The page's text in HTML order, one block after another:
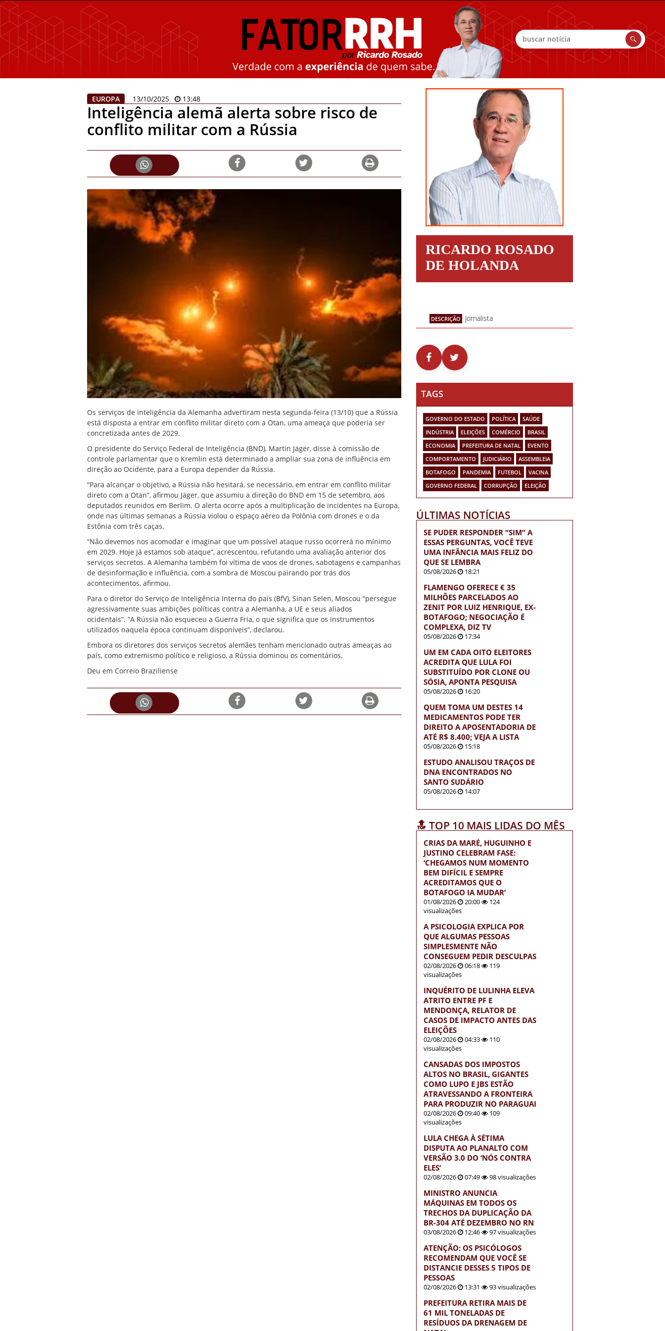
Buscar
EUROPA 13/10/2025 13:48
Inteligência alemã alerta sobre risco de
conflito militar com a Rússia
Os serviços de inteligência da Alemanha advertiram nesta segunda-feira (13/10) que a Rússia
está disposta a entrar em conflito militar direto com a Otan, uma ameaça que poderia ser
concretizada antes de 2029.
O presidente do Serviço Federal de Inteligência (BND), Martin Jäger, disse à comissão de
controle parlamentar que o Kremlin está determinado a ampliar sua zona de influência em
direção ao Ocidente, para a Europa depender da Rússia.
“Para alcançar o objetivo, a Rússia não hesitará, se necessário, em entrar em conflito militar
direto com a Otan”, afirmou Jäger, que assumiu a direção do BND em 15 de setembro, aos
deputados reunidos em Berlim. O alerta ocorre após a multiplicação de incidentes na Europa,
onde nas últimas semanas a Rússia violou o espaço aéreo da Polônia com drones e o da
Estônia com três caças.
“Não devemos nos acomodar e imaginar que um possível ataque russo ocorrerá no mínimo
em 2029. Hoje já estamos sob ataque”, acrescentou, refutando uma avaliação anterior dos
serviços secretos. A Alemanha também foi vítima de voos de drones, sabotagens e campanhas
de desinformação e influência, com a sombra de Moscou pairando por trás dos
acontecimentos, afirmou.
Para o diretor do Serviço de Inteligência Interna do país (BfV), Sinan Selen, Moscou “persegue
agressivamente suas ambições políticas contra a Alemanha, a UE e seus aliados
ocidentais”. “A Rússia não esqueceu a Guerra Fria, o que significa que os instrumentos
utilizados naquela época continuam disponíveis”, declarou.
Embora os diretores dos serviços secretos alemães tenham mencionado outras ameaças ao
país, como extremismo político e religioso, a Rússia dominou os comentários.
Deu em Correio Braziliense
RICARDO ROSADO
DE HOLANDA
DESCRIÇÃO Jornalista
TAGS
GOVERNO DO ESTADO POLÍTICA
SAÚDE
INDÚSTRIA
ELEIÇÕES COMÉRCIO
BRASIL
ECONOMIA
PREFEITURA DE NATAL
EVENTO
COMPORTAMENTO
JUDICIÁRIO
ASSEMBLEIA
BOTAFOGO
PANDEMIA FUTEBOL
VACINA
GOVERNO FEDERAL
CORRUPÇÃO ELEIÇÃO
ÚLTIMAS NOTÍCIAS
SE PUDER RESPONDER “SIM” A
ESSAS PERGUNTAS, VOCÊ TEVE
UMA INFÂNCIA MAIS FELIZ DO
QUE SE LEMBRA
05/08/2026 18:21
FLAMENGO OFERECE € 35
MILHÕES PARCELADOS AO
ZENIT POR LUIZ HENRIQUE, EX-
BOTAFOGO; NEGOCIAÇÃO É
COMPLEXA, DIZ TV
05/08/2026 17:34
UM EM CADA OITO ELEITORES
ACREDITA QUE LULA FOI
SUBSTITUÍDO POR CLONE OU
SÓSIA, APONTA PESQUISA
05/08/2026 16:20
QUEM TOMA UM DESTES 14
MEDICAMENTOS PODE TER
DIREITO A APOSENTADORIA DE
ATÉ R$ 8.400; VEJA A LISTA
05/08/2026 15:18
ESTUDO ANALISOU TRAÇOS DE
DNA ENCONTRADOS NO
SANTO SUDÁRIO
05/08/2026 14:07
🔝 TOP 10 MAIS LIDAS DO MÊS
CRIAS DA MARÉ, HUGUINHO E
JUSTINO CELEBRAM FASE:
‘CHEGAMOS NUM MOMENTO
BEM DIFÍCIL E SEMPRE
ACREDITAMOS QUE O
BOTAFOGO IA MUDAR’
01/08/2026 20:00
124
visualizações
A PSICOLOGIA EXPLICA POR
QUE ALGUMAS PESSOAS
SIMPLESMENTE NÃO
CONSEGUEM PEDIR DESCULPAS
02/08/2026 06:18
119
visualizações
INQUÉRITO DE LULINHA ELEVA
ATRITO ENTRE PF E
MENDONÇA, RELATOR DE
CASOS DE IMPACTO ANTES DAS
ELEIÇÕES
02/08/2026 04:33
110
visualizações
CANSADAS DOS IMPOSTOS
ALTOS NO BRASIL, GIGANTES
COMO LUPO E JBS ESTÃO
ATRAVESSANDO A FRONTEIRA
PARA PRODUZIR NO PARAGUAI
02/08/2026 09:40
109
visualizações
LULA CHEGA À SÉTIMA
DISPUTA AO PLANALTO COM
VERSÃO 3.0 DO ‘NÓS CONTRA
ELES’
02/08/2026 07:49 98 visualizações
MINISTRO ANUNCIA
MÁQUINAS EM TODOS OS
TRECHOS DA DUPLICAÇÃO DA
BR-304 ATÉ DEZEMBRO NO RN
03/08/2026 12:46 97 visualizações
ATENÇÃO: OS PSICÓLOGOS
RECOMENDAM QUE VOCÊ SE
DISTANCIE DESSES 5 TIPOS DE
PESSOAS
02/08/2026 13:31 93 visualizações
PREFEITURA RETIRA MAIS DE
61 MIL TONELADAS DE
RESÍDUOS DA DRENAGEM DE